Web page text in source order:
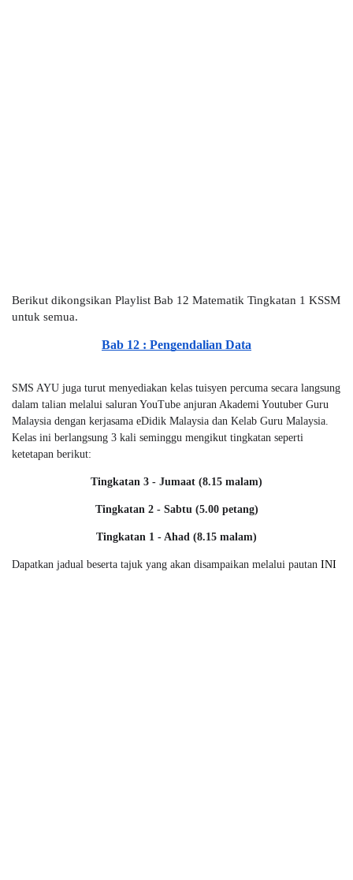
Berikut dikongsikan Playlist Bab 12 Matematik Tingkatan 1 KSSM
untuk semua.
Bab 12 : Pengendalian Data
SMS AYU juga turut menyediakan kelas tuisyen percuma secara langsung
dalam talian melalui saluran YouTube anjuran Akademi Youtuber Guru
Malaysia dengan kerjasama eDidik Malaysia dan Kelab Guru Malaysia.
Kelas ini berlangsung 3 kali seminggu mengikut tingkatan seperti
ketetapan berikut:
Tingkatan 3 - Jumaat (8.15 malam)
Tingkatan 2 - Sabtu (5.00 petang)
Tingkatan 1 - Ahad (8.15 malam)
Dapatkan jadual beserta tajuk yang akan disampaikan melalui pautan INI